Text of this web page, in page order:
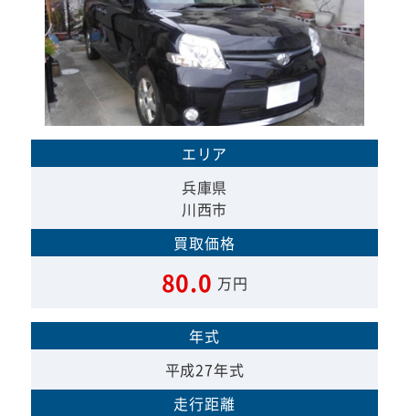
エリア
兵庫県
川西市
買取価格
80.0 万円
年式
平成27年式
走行距離